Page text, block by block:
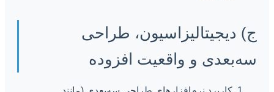
ج) دیجیتالیزاسیون، طراحی
سه‌بعدی و واقعیت افزوده